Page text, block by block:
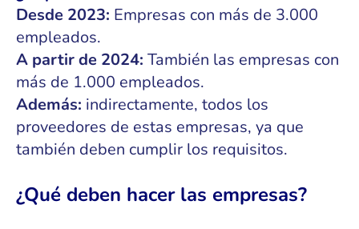
Desde 2023: Empresas con más de 3.000
empleados.
A partir de 2024: También las empresas con
más de 1.000 empleados.
Además: indirectamente, todos los
proveedores de estas empresas, ya que
también deben cumplir los requisitos.
¿Qué deben hacer las empresas?